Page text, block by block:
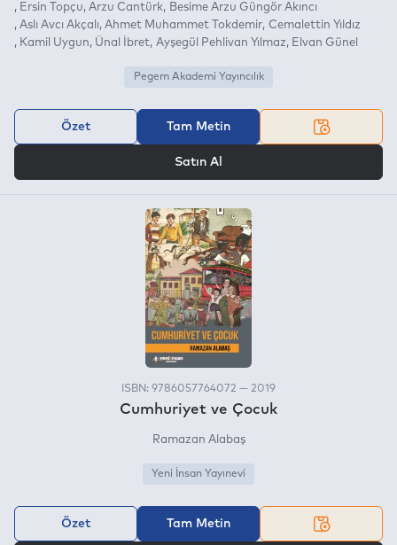
Ersin Topçu Arzu Cantürk
Besime Arzu Güngör Akıncı
Aslı Avcı Akçalı Ahmet Muhammet Tokdemir
Cemalettin Yıldız
Kamil Uygun
Ünal İbret Ayşegül Pehlivan Yılmaz Elvan Günel
Pegem Akademi Yayıncılık
Özet Tam Metin
Satın Al
ISBN: 9786057764072 — 2019
Cumhuriyet ve Çocuk
Ramazan Alabaş
Yeni İnsan Yayınevi
Özet Tam Metin